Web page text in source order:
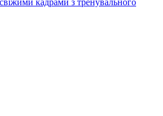
кадрами з тренувального